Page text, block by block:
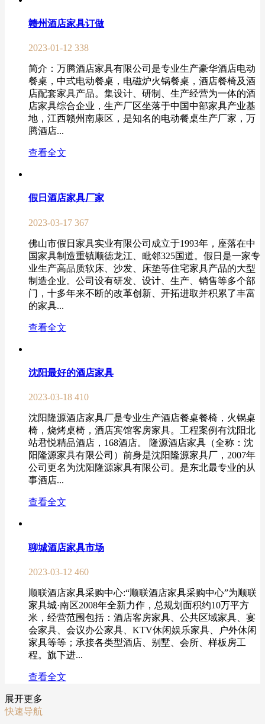
赣州酒店家具订做
2023-01-12 338
简介：万腾酒店家具有限公司是专业生产豪华酒店电动
餐桌，中式电动餐桌，电磁炉火锅餐桌，酒店餐椅及酒
店配套家具产品。集设计、研制、生产经营为一体的酒
店家具综合企业，生产厂区坐落于中国中部家具产业基
地，江西赣州南康区，是知名的电动餐桌生产厂家，万
腾酒店...
查看全文
假日酒店家具厂家
2023-03-17 367
佛山市假日家具实业有限公司成立于1993年，座落在中
国家具制造重镇顺德龙江、毗邻325国道。假日是一家专
业生产高品质软床、沙发、床垫等住宅家具产品的大型
制造企业。公司设有研发、设计、生产、销售等多个部
门，十多年来不断的改革创新、开拓进取并积累了丰富
的家具...
查看全文
沈阳最好的酒店家具
2023-03-18 410
沈阳隆源酒店家具厂是专业生产酒店餐桌餐椅，火锅桌
椅，烧烤桌椅，酒店宾馆客房家具。工程案例有沈阳北
站君悦精品酒店，168酒店。 隆源酒店家具（全称：沈
阳隆源家具有限公司）前身是沈阳隆源家具厂，2007年
公司更名为沈阳隆源家具有限公司。是东北最专业的从
事酒店...
查看全文
聊城酒店家具市场
2023-03-12 460
顺联酒店家具采购中心:“顺联酒店家具采购中心”为顺联
家具城·南区2008年全新力作，总规划面积约10万平方
米，经营范围包括：酒店客房家具、公共区域家具、宴
会家具、会议办公家具、KTV休闲娱乐家具、户外休闲
家具等等；承接各类型酒店、别墅、会所、样板房工
程。旗下进...
查看全文
展开更多
快速导航